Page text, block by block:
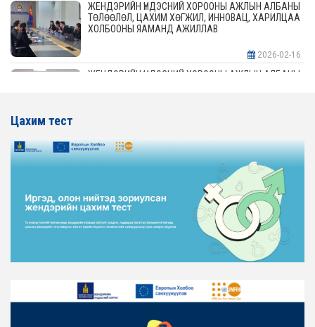
ЖЕНДЭРИЙН ҮНДЭСНИЙ ХОРООНЫ АЖЛЫН АЛБАНЫ
ТӨЛӨӨЛӨЛ, ЦАХИМ ХӨГЖИЛ, ИННОВАЦ, ХАРИЛЦАА
ХОЛБООНЫ ЯАМАНД АЖИЛЛАВ
2026-02-16
ЖЕНДЭРИЙН ҮНДЭСНИЙ ХОРООНЫ АЖЛЫН АЛБАНЫ
ЖЕНДЭРИЙН ҮНДЭСНИЙ ХОРООНЫ АЖЛЫН АЛБАНЫ
ТӨЛӨӨЛӨЛ ХОТ БАЙГУУЛАЛТ, БАРИЛГА, ОРОН
СУУЦЖУУЛАЛТЫН ЯАМАНД АЖИЛЛАВ
2026-02-16
ЖЕНДЭРИЙН ЭРХ ТЭГШ БАЙДЛЫГ ХАНГАХ ҮЙЛ
АЖИЛЛАГААГ ЭРЧИМЖҮҮЛЭХ САРЫН ХУВААРЬТАЙ
2026-02-16
ТӨЛӨӨЛӨЛ ЗАМ ТЭЭВРИЙН ЯАМАНД АЖИЛЛАВ
Цахим тест